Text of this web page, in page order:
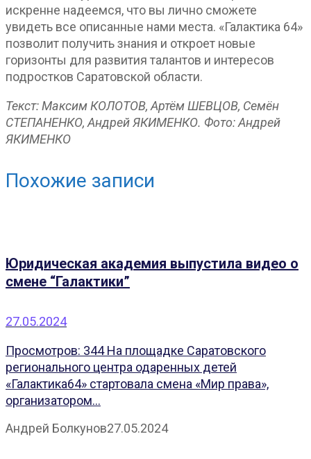
искренне надеемся, что вы лично сможете
увидеть все описанные нами места. «Галактика 64»
позволит получить знания и откроет новые
горизонты для развития талантов и интересов
подростков Саратовской области.
Текст: Максим КОЛОТОВ, Артём ШЕВЦОВ, Семён
СТЕПАНЕНКО, Андрей ЯКИМЕНКО. Фото: Андрей
ЯКИМЕНКО
Похожие записи
Юридическая академия выпустила видео о
смене “Галактики”
27.05.2024
Просмотров: 344 На площадке Саратовского
регионального центра одаренных детей
«Галактика64» стартовала смена «Мир права»,
организатором...
Андрей Болкунов27.05.2024